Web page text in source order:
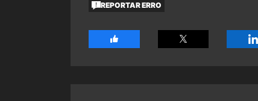
REPORTAR ERRO